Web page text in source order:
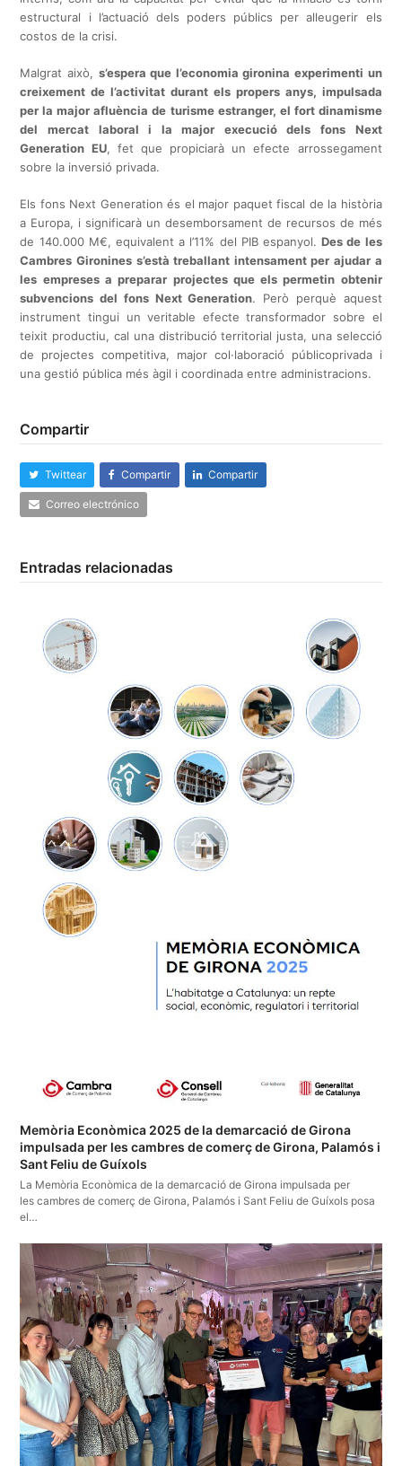
estructural i l’actuació dels poders públics per alleugerir els
costos de la crisi.
Malgrat això, s’espera que l’economia gironina experimenti un
creixement de l’activitat durant els propers anys, impulsada
per la major afluència de turisme estranger, el fort dinamisme
del mercat laboral i la major execució dels fons Next
Generation EU, fet que propiciarà un efecte arrossegament
sobre la inversió privada.
Els fons Next Generation és el major paquet fiscal de la història
a Europa, i significarà un desemborsament de recursos de més
de 140.000 M€, equivalent a l’11% del PIB espanyol.Des de les
Cambres Gironines s’està treballant intensament per ajudar a
les empreses a preparar projectes que els permetin obtenir
subvencions del fons Next Generation. Però perquè aquest
instrument tingui un veritable efecte transformador sobre el
teixit productiu, cal una distribució territorial justa, una selecció
de projectes competitiva, major col·laboració públicoprivada i
una gestió pública més àgil i coordinada entre administracions.
Compartir
Twittear Compartir Compartir
Correo electrónico
Entradas relacionadas
Memòria Econòmica 2025 de la demarcació de Girona
impulsada per les cambres de comerç de Girona, Palamós i
Sant Feliu de Guíxols
La Memòria Econòmica de la demarcació de Girona impulsada per
les cambres de comerç de Girona, Palamós i Sant Feliu de Guíxols posa
el…